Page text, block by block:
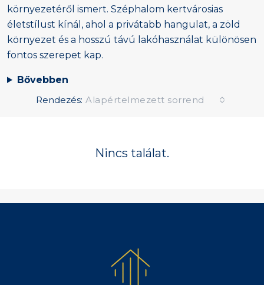
környezetéről ismert. Széphalom kertvárosias
életstílust kínál, ahol a privátabb hangulat, a zöld
környezet és a hosszú távú lakóhasználat különösen
fontos szerepet kap.
Bővebben
Rendezés: Alapértelmezett sorrend
Nincs találat.